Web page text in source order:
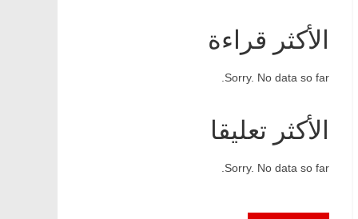
الأكثر قراءة
Sorry. No data so far.
الأكثر تعليقا
Sorry. No data so far.